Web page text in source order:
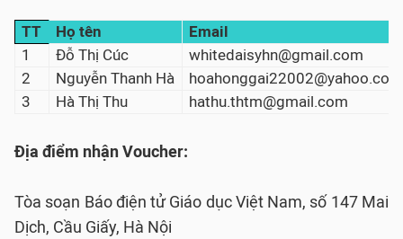
TT Họ tên
Email
1
Đỗ Thị Cúc
whitedaisyhn@gmail.com
2
Nguyễn Thanh Hà
hoahonggai22002@yahoo.com
3
Hà Thị Thu hathu.thtm@gmail.com
Địa điểm nhận Voucher:
Tòa soạn Báo điện tử Giáo dục Việt Nam, số 147 Mai
Dịch, Cầu Giấy, Hà Nội